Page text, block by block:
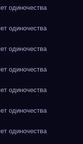
одиночества
одиночества
одиночества
одиночества
одиночества
одиночества
одиночества